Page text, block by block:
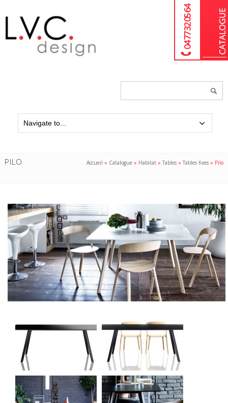
04 77 32 05 64
PILO Accueil » Catalogue » Habitat »Tables »Tables fixes » Pilo